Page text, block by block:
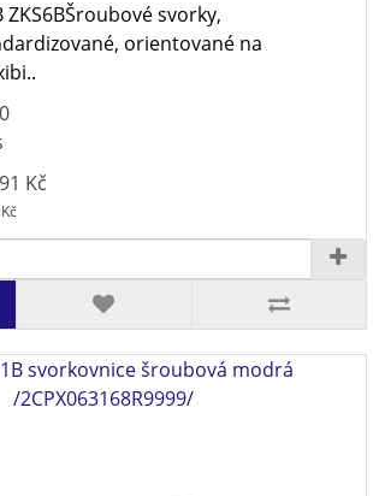
ZKS6BŠroubové svorky,
orientované na
Kč
svorkovnice šroubová modrá
/2CPX063168R9999/